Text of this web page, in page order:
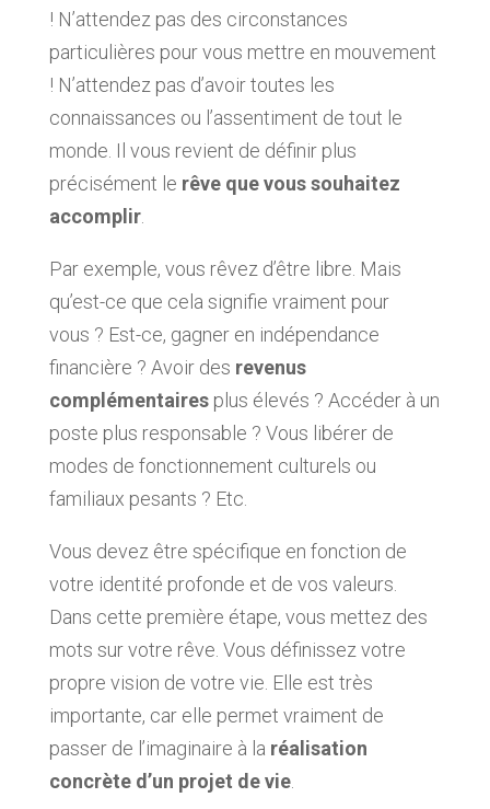
! N’attendez pas des circonstances
particulières pour vous mettre en mouvement
! N’attendez pas d’avoir toutes les
connaissances ou l’assentiment de tout le
monde. Il vous revient de définir plus
précisément le rêve que vous souhaitez
accomplir.
Par exemple, vous rêvez d’être libre. Mais
qu’est-ce que cela signifie vraiment pour
vous ? Est-ce, gagner en indépendance
financière ? Avoir des revenus
complémentairesplus élevés ? Accéder à un
poste plus responsable ? Vous libérer de
modes de fonctionnement culturels ou
familiaux pesants ? Etc.
Vous devez être spécifique en fonction de
votre identité profonde et de vos valeurs.
Dans cette première étape, vous mettez des
mots sur votre rêve. Vous définissez votre
propre vision de votre vie. Elle est très
importante, car elle permet vraiment de
passer de l’imaginaire à la réalisation
concrète d’un projet de vie.